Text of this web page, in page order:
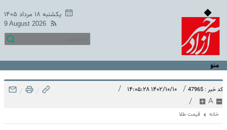
یکشنبه ۱۸ مرداد ۱۴۰۵
9 August 2026
منو
کد خبر : 47965 / ۱۴۰۲/۱۰/۱۰ ۱۴:۰۵:۲۸ /
A
/
/
/
خانه قیمت طلا